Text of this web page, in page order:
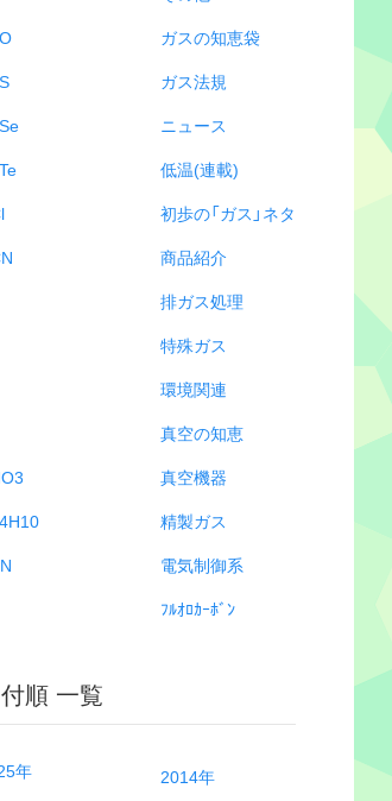
ガスの知恵袋
ガス法規
ニュース
低温(連載)
初歩の「ガス」ネタ
商品紹介
排ガス処理
特殊ガス
環境関連
真空の知恵
真空機器
精製ガス
電気制御系
ﾌﾙｵﾛｶｰﾎﾞﾝ
順 一覧
年
2014年